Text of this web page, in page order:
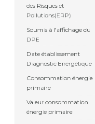
des Risques et
Pollutions(ERP)
Soumis à l'affichage du
DPE
Date établissement
Diagnostic Energétique
Consommation énergie
primaire
Valeur consommation
énergie primaire